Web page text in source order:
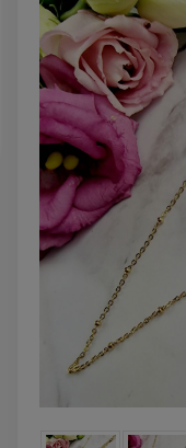
DO KOSZYKA